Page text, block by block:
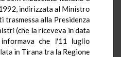
indirizzata al Ministro
trasmessa alla Presidenza
(che la riceveva in data
che l'11 luglio
in Tirana tra la Regione